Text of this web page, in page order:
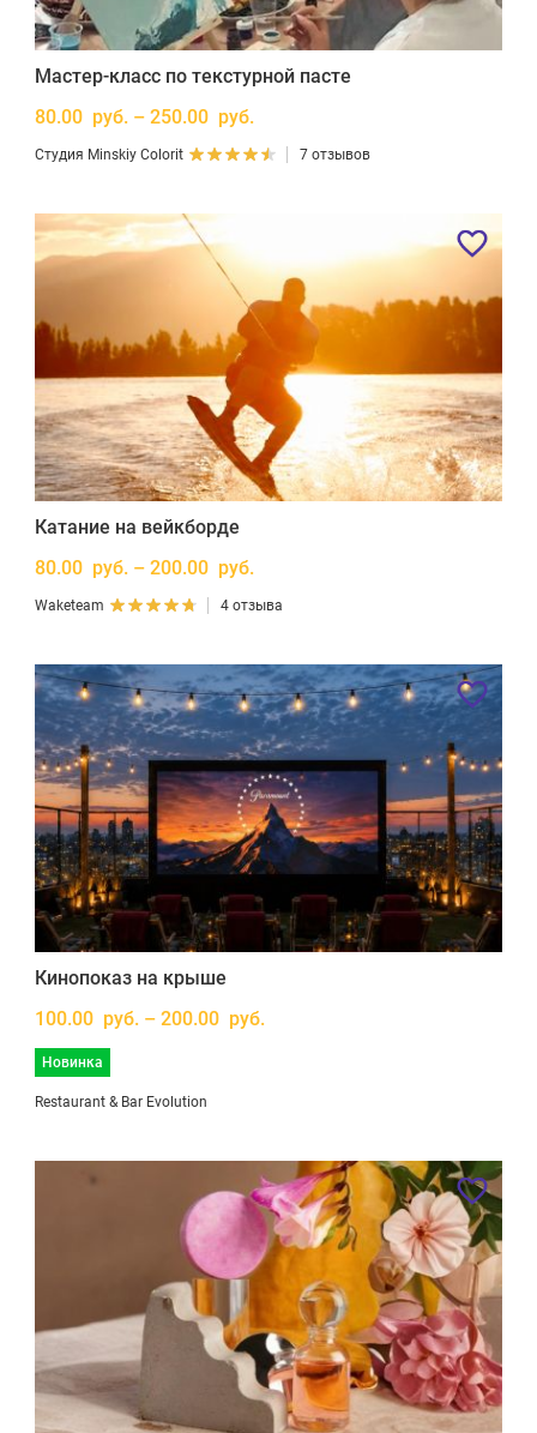
Мастер-класс по текстурной пасте
80.00 руб. – 250.00 руб.
Студия Minskiy Colorit 7 отзывов
Катание на вейкборде
80.00 руб. – 200.00 руб.
Waketeam 4 отзыва
Кинопоказ на крыше
100.00 руб. – 200.00 руб.
Новинка
Restaurant & Bar Evolution